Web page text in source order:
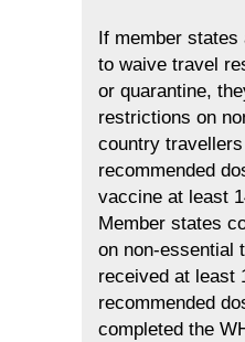
If member
to waive travel
or quarantine,
restrictions on
country
recommended
vaccine at least
Member states
on non-essential
received at least
recommended
completed the